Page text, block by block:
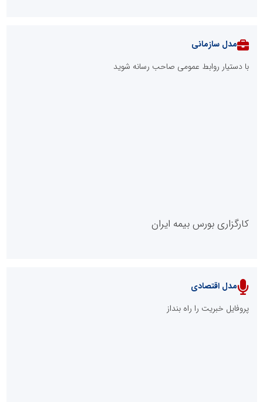
پایگاه خبری نهضت ملی مسکن
مدل سازمانی
با دستیار روابط عمومی صاحب رسانه شوید
کارگزاری بورس بیمه ایران
مدل اقتصادی
پروفایل خبریت را راه بنداز